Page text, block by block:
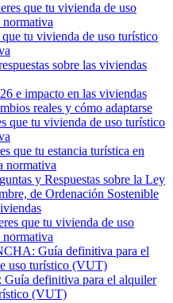
que tu vivienda de uso
tu vivienda de uso turístico
sobre las viviendas
e impacto en las viviendas
reales y cómo adaptarse
que tu vivienda de uso turístico
que tu estancia turística en
normativa
y Respuestas sobre la Ley
de Ordenación Sostenible
que tu vivienda de uso
Guía definitiva para el
uso turístico (VUT)
definitiva para el alquiler
(VUT)